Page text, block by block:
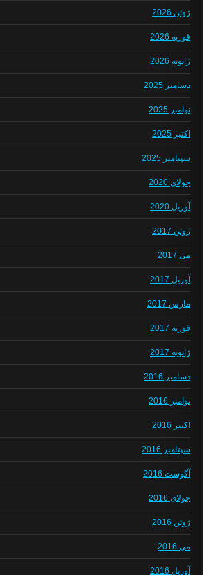
ژوئن 2026
فوریه 2026
ژانویه 2026
دسامبر 2025
نوامبر 2025
اکتبر 2025
سپتامبر 2025
جولای 2020
آوریل 2020
ژوئن 2017
می 2017
آوریل 2017
مارس 2017
فوریه 2017
ژانویه 2017
دسامبر 2016
نوامبر 2016
اکتبر 2016
سپتامبر 2016
آگوست 2016
جولای 2016
ژوئن 2016
می 2016
آوریل 2016